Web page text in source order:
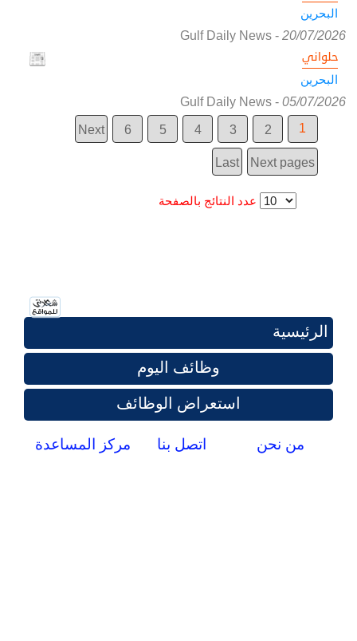
البحرين
Gulf Daily News- 20/07/2026
حلواني
البحرين
Gulf Daily News- 05/07/2026
1
2
3
4
5
6
Next
Next pages
Last
عدد النتائج بالصفحة
الرئيسية
وظائف اليوم
استعراض الوظائف
من نحن اتصل بنا مركز المساعدة